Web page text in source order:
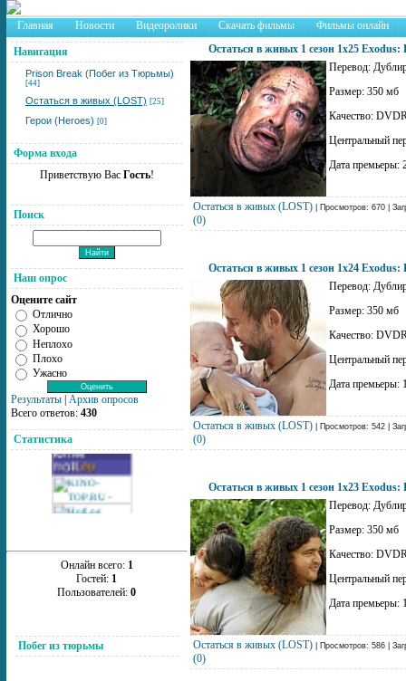
Главная Новости Видеоролики Скачать фильмы Фильмы онлайн
Навигация
Prison Break (Побег из Тюрьмы)
[44]
Остаться в живых (LOST) [25]
Герои (Heroes) [0]
Форма входа
Приветствую Вас Гость!
Поиск
Наш опрос
Оцените сайт
Отлично
Хорошо
Неплохо
Плохо
Ужасно
Результаты Архив опросов
Всего ответов: 430
Статистика
Онлайн всего: 1
Гостей: 1
Пользователей:0
Побег из тюрьмы
Остаться в живых 1 сезон 1x25 Exodus:
Перевод:
Размер: 350 мб
Качество:
Центральный
Дата премьеры:
Остаться в живых (LOST) | Просмотров: 670 |
(0)
Остаться в живых 1 сезон 1x24 Exodus:
Перевод:
Размер: 350 мб
Качество:
Центральный
Дата премьеры:
Остаться в живых (LOST) | Просмотров: 542 |
(0)
Остаться в живых 1 сезон 1x23 Exodus:
Перевод:
Размер: 350 мб
Качество:
Центральный
Дата премьеры:
Остаться в живых (LOST) | Просмотров: 586 |
(0)